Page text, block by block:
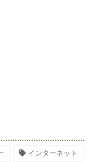
インターネット